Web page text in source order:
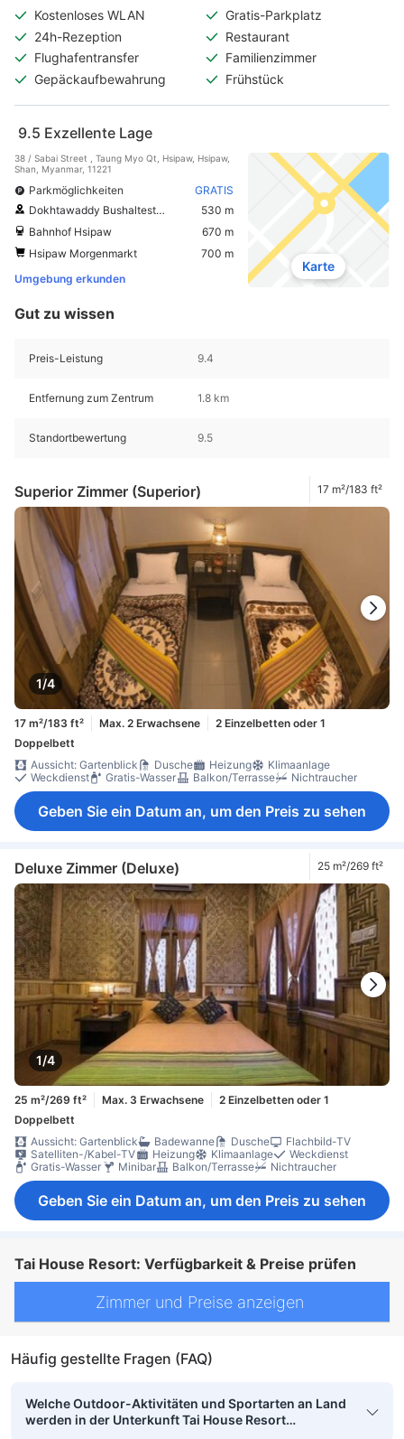
Kostenloses WLAN
Gratis-Parkplatz
24h-Rezeption
Restaurant
Flughafentransfer
Familienzimmer
Gepäckaufbewahrung
Frühstück
9.5 Exzellente Lage
38 / Sabai Street , Taung Myo Qt, Hsipaw, Hsipaw,
Shan, Myanmar, 11221
Parkmöglichkeiten
GRATIS
Dokhtawaddy Bushaltestelle‎
530 m
Bahnhof Hsipaw
670 m
Hsipaw Morgenmarkt
700 m
Umgebung erkunden
Karte
Gut zu wissen
Preis-Leistung 9.4
Entfernung zum Zentrum 1.8 km
Standortbewertung 9.5
Superior Zimmer (Superior) 17 m²/183 ft²
1/4
17 m²/183 ft² Max. 2 Erwachsene
2 Einzelbetten oder 1
Doppelbett
Aussicht: Gartenblick
Dusche Heizung
Klimaanlage
Weckdienst
Gratis-Wasser Balkon/Terrasse Nichtraucher
Geben Sie ein Datum an, um den Preis zu sehen
Deluxe Zimmer (Deluxe) 25 m²/269 ft²
1/4
25 m²/269 ft² Max. 3 Erwachsene
2 Einzelbetten oder 1
Doppelbett
Aussicht: Gartenblick
Badewanne Dusche
Flachbild-TV
Satelliten-/Kabel-TV
Heizung Klimaanlage
Weckdienst
Gratis-Wasser
Minibar Balkon/Terrasse Nichtraucher
Geben Sie ein Datum an, um den Preis zu sehen
Tai House Resort: Verfügbarkeit & Preise prüfen
Zimmer und Preise anzeigen
Häufig gestellte Fragen (FAQ)
Welche Outdoor-Aktivitäten und Sportarten an Land
werden in der Unterkunft Tai House Resort